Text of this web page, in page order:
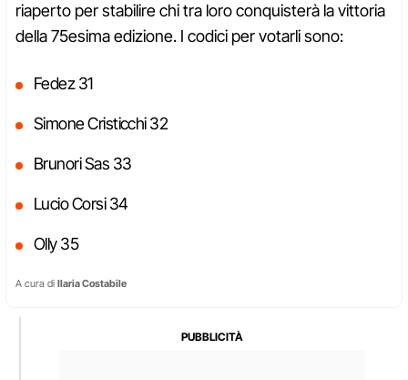
riaperto per stabilire chi tra loro conquisterà la vittoria
della 75esima edizione. I codici per votarli sono:
Fedez 31
Simone Cristicchi 32
Brunori Sas 33
Lucio Corsi 34
Olly 35
A cura di Ilaria Costabile